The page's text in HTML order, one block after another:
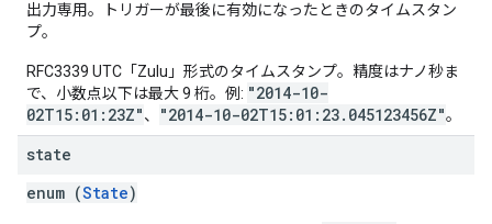
出力専用。トリガーが最後に有効になったときのタイムスタン
プ。
RFC3339 UTC「Zulu」形式のタイムスタンプ。精度はナノ秒ま
で、小数点以下は最大 9 桁。例: "2014-10-
02T15:01:23Z"、 "2014-10-02T15:01:23.045123456Z"。
state
enum (State)